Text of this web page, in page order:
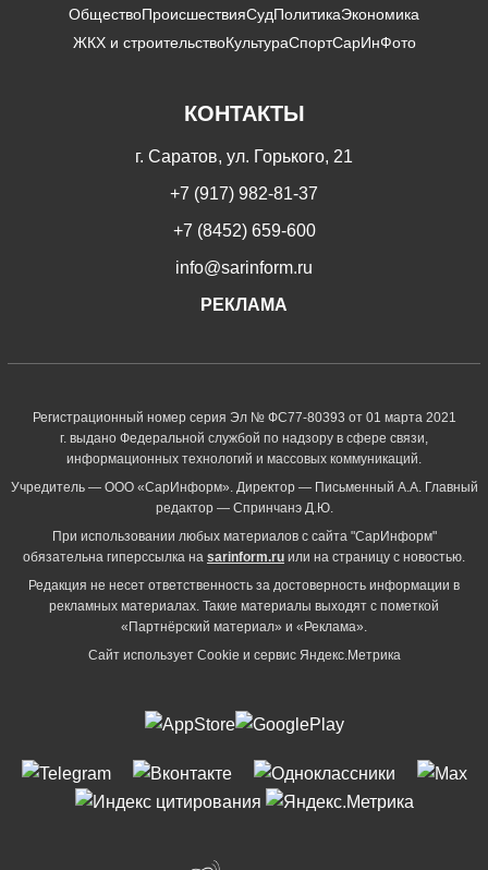
ОбществоПроисшествияСудПолитикаЭкономика
ЖКХ и строительствоКультураСпортСарИнФото
КОНТАКТЫ
г. Саратов, ул. Горького, 21
+7 (917) 982-81-37
+7 (8452) 659-600
info@sarinform.ru
РЕКЛАМА
Регистрационный номер серия Эл № ФС77-80393 от 01 марта 2021
г. выдано Федеральной службой по надзору в сфере связи,
информационных технологий и массовых коммуникаций.
Учредитель — ООО «СарИнформ». Директор — Письменный А.А. Главный
редактор — Спринчанэ Д.Ю.
При использовании любых материалов с сайта "СарИнформ"
обязательна гиперссылка на sarinform.ru или на страницу с новостью.
Редакция не несет ответственность за достоверность информации в
рекламных материалах. Такие материалы выходят с пометкой
«Партнёрский материал» и «Реклама».
Сайт использует Cookie и сервиc Яндекс.Метрика